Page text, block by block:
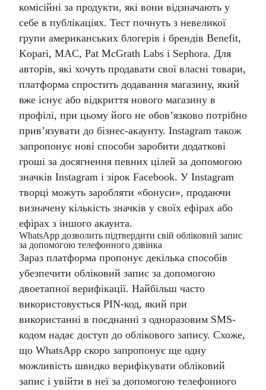
комісійні за продукти, які вони відзначають у
себе в публікаціях. Тест почнуть з невеликої
групи американських блогерів і брендів Benefit,
Kopari, MAC, Pat McGrath Labs і Sephora. Для
авторів, які хочуть продавати свої власні товари,
платформа спростить додавання магазину, який
вже існує або відкриття нового магазину в
профілі, при цьому його не обов’язково потрібно
прив’язувати до бізнес-акаунту. Instagram також
запропонує нові способи заробити додаткові
гроші за досягнення певних цілей за допомогою
значків Instagram і зірок Facebook. У Instagram
творці можуть заробляти «бонуси», продаючи
визначену кількість значків у своїх ефірах або
ефірах з іншого акаунта.
WhatsApp дозволить підтвердити свій обліковий запис
за допомогою телефонного дзвінка
Зараз платформа пропонує декілька способів
убезпечити обліковий запис за допомогою
двоетапної верифікації. Найбільш часто
використовується PIN-код, який при
використанні в поєднанні з одноразовим SMS-
кодом надає доступ до облікового запису. Схоже,
що WhatsApp скоро запропонує ще одну
можливість швидко верифікувати обліковий
запис і увійти в неї за допомогою телефонного